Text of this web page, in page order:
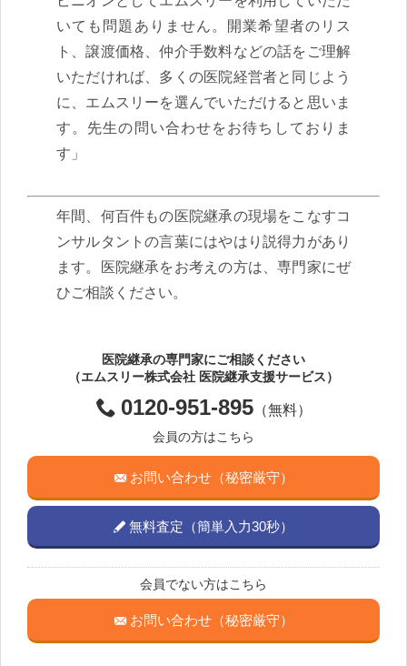
いても問題ありません。開業希望者のリス
ト、譲渡価格、仲介手数料などの話をご理解
いただければ、多くの医院経営者と同じよう
に、エムスリーを選んでいただけると思いま
す。先生の問い合わせをお待ちしておりま
す」
年間、何百件もの医院継承の現場をこなすコ
ンサルタントの言葉にはやはり説得力があり
ます。医院継承をお考えの方は、専門家にぜ
ひご相談ください。
医院継承の専門家にご相談ください
（エムスリー株式会社 医院継承支援サービス）
0120-951-895（無料）
会員の方はこちら
お問い合わせ（秘密厳守）
無料査定（簡単入力30秒）
会員でない方はこちら
お問い合わせ（秘密厳守）